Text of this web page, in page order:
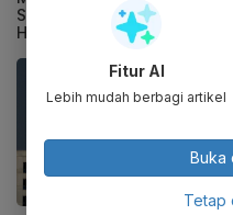
Saham Emiten Lo Kheng
Hong Global Mediacom
Fitur AI
Lebih mudah berbagi artikel
Buka
Tetap